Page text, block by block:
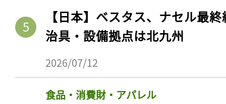
【日本】ベスタス、ナセル最
治具・設備拠点は北九州
2026/07/12
食品・消費財・アパレル